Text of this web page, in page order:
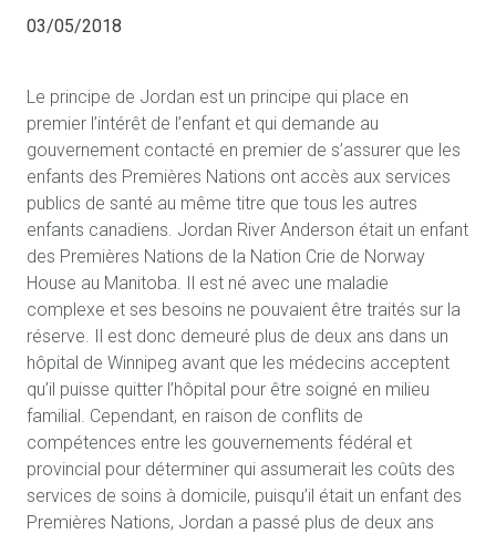
03/05/2018
Le principe de Jordan est un principe qui place en
premier l’intérêt de l’enfant et qui demande au
gouvernement contacté en premier de s’assurer que les
enfants des Premières Nations ont accès aux services
publics de santé au même titre que tous les autres
enfants canadiens. Jordan River Anderson était un enfant
des Premières Nations de la Nation Crie de Norway
House au Manitoba. Il est né avec une maladie
complexe et ses besoins ne pouvaient être traités sur la
réserve. Il est donc demeuré plus de deux ans dans un
hôpital de Winnipeg avant que les médecins acceptent
qu’il puisse quitter l’hôpital pour être soigné en milieu
familial. Cependant, en raison de conflits de
compétences entre les gouvernements fédéral et
provincial pour déterminer qui assumerait les coûts des
services de soins à domicile, puisqu’il était un enfant des
Premières Nations, Jordan a passé plus de deux ans